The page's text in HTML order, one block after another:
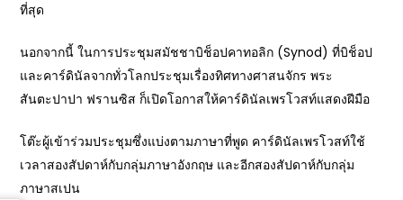
ที่สุด
นอกจากนี้ ในการประชุมสมัชชาบิช็อปคาทอลิก (Synod) ที่บิช็อป
และคาร์ดินัลจากทั่วโลกประชุมเรื่องทิศทางศาสนจักร พระ
สันตะปาปา ฟรานซิส ก็เปิดโอกาสให้คาร์ดินัลเพรโวสท์แสดงฝีมือ
โต๊ะผู้เข้าร่วมประชุมซึ่งแบ่งตามภาษาที่พูด คาร์ดินัลเพรโวสท์ใช้
เวลาสองสัปดาห์กับกลุ่มภาษาอังกฤษ และอีกสองสัปดาห์กับกลุ่ม
ภาษาสเปน